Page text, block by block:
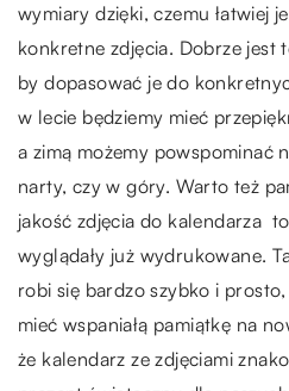
wymiary dzięki, czemu łatwiej
konkretne zdjęcia. Dobrze jest
by dopasować je do
w lecie będziemy mieć
a zimą możemy powspominać
narty, czy w góry. Warto też
jakość zdjęcia do kalendarza
wyglądały już wydrukowane.
robi się bardzo szybko i
mieć wspaniałą pamiątkę na
że kalendarz ze zdjęciami